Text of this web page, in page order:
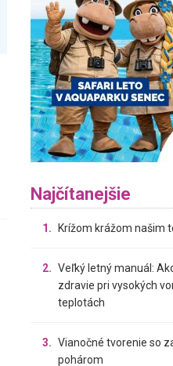
Najčítanejšie
1. Krížom krážom našim
2. Veľký letný manuál:
zdravie pri vysokých
teplotách
3. Vianočné tvorenie so
pohárom